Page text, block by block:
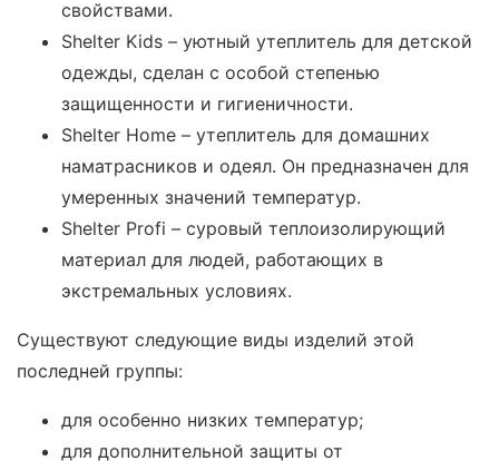
свойствами.
Shelter Kids – уютный утеплитель для детской
одежды, сделан с особой степенью
защищенности и гигиеничности.
Shelter Home – утеплитель для домашних
наматрасников и одеял. Он предназначен для
умеренных значений температур.
Shelter Profi – суровый теплоизолирующий
материал для людей, работающих в
экстремальных условиях.
Существуют следующие виды изделий этой
последней группы:
для особенно низких температур;
для дополнительной защиты от